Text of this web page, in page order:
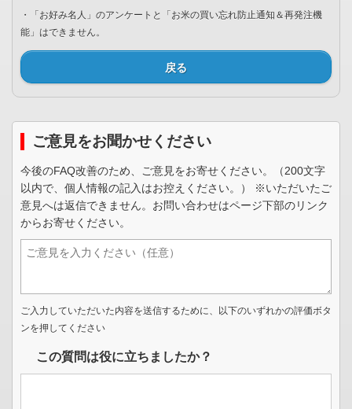
・「お好み名人」のアンケートと「お米の買い忘れ防止通知＆再発注機
能」はできません。
戻る
ご意見をお聞かせください
今後のFAQ改善のため、ご意見をお寄せください。（200文字
以内で、個人情報の記入はお控えください。） ※いただいたご
意見へは返信できません。お問い合わせはページ下部のリンク
からお寄せください。
ご入力していただいた内容を送信するために、以下のいずれかの評価ボタ
ンを押してください
この質問は役に立ちましたか？